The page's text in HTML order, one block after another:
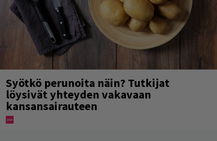
Syötkö perunoita näin? Tutkijat
löysivät yhteyden vakavaan
kansansairauteen